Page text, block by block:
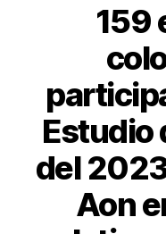
159
Estudio
del
Aon